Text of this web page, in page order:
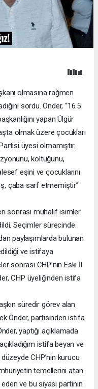
olmasına rağmen
sordu. Önder, “16.5
yapan Ülgür
olmak üzere çocukları
üyesi olmamıştır.
koltuğunu,
eşini ve çocuklarını
çaba sarf etmemiştir”
sonrası muhalif isimler
Seçimler sürecinde
paylaşımlarda bulunan
ve istifaya
sonrası CHP’nin Eski İl
CHP üyeliğinden istifa
süredir görev alan
Önder, partisinden istifa
yaptığı açıklamada
istifa beyan ve
CHP’nin kurucu
temellerini atan
ve bu siyasi partinin